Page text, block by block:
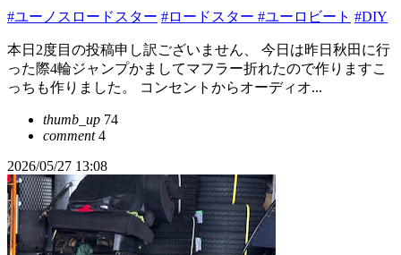
#ユーノスロードスター #ロードスター #ユーロビート #DIY
本日2度目の投稿申し訳ございません、 今日は昨日秋田に行
った際4輪ジャンプかましてマフラー折れたので作りますこ
っちも作りました。 コンセントからオーディオ...
thumb_up 74
comment4
2026/05/27 13:08